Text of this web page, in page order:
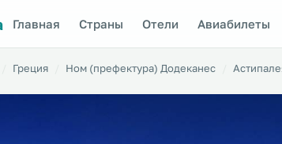
Главная Страны Отели Авиабилеты
Греция Ном (префектура) Додеканес